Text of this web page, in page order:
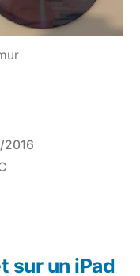
2016
sur un iPad